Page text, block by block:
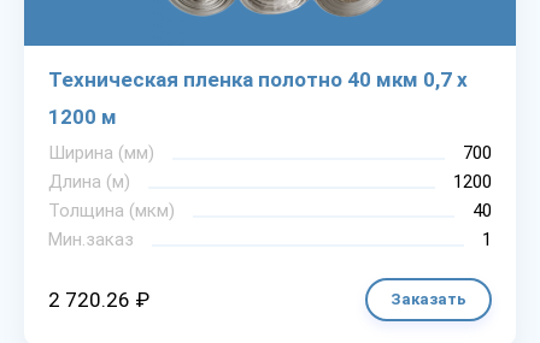
Техническая пленка полотно 40 мкм 0,7 х
1200 м
Ширина (мм)
700
Длина (м)
1200
Толщина (мкм)
40
Мин.заказ
1
2 720.26 ₽ Заказать